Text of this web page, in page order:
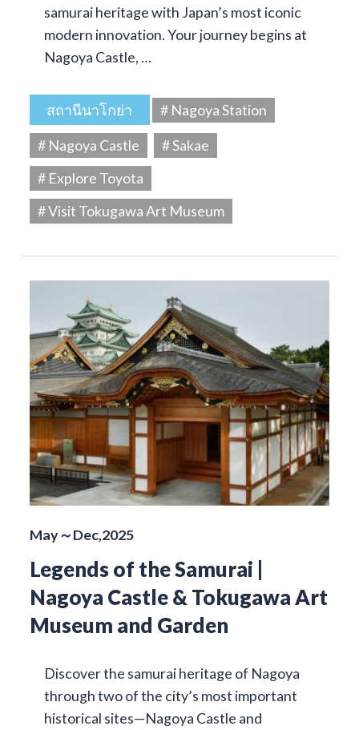
samurai heritage with Japan’s most iconic
modern innovation. Your journey begins at
Nagoya Castle, …
สถานีนาโกย่า
# Nagoya Station
# Nagoya Castle
# Sakae
# Explore Toyota
# Visit Tokugawa Art Museum
May～Dec,2025
Legends of the Samurai |
Nagoya Castle & Tokugawa Art
Museum and Garden
Discover the samurai heritage of Nagoya
through two of the city’s most important
historical sites—Nagoya Castle and